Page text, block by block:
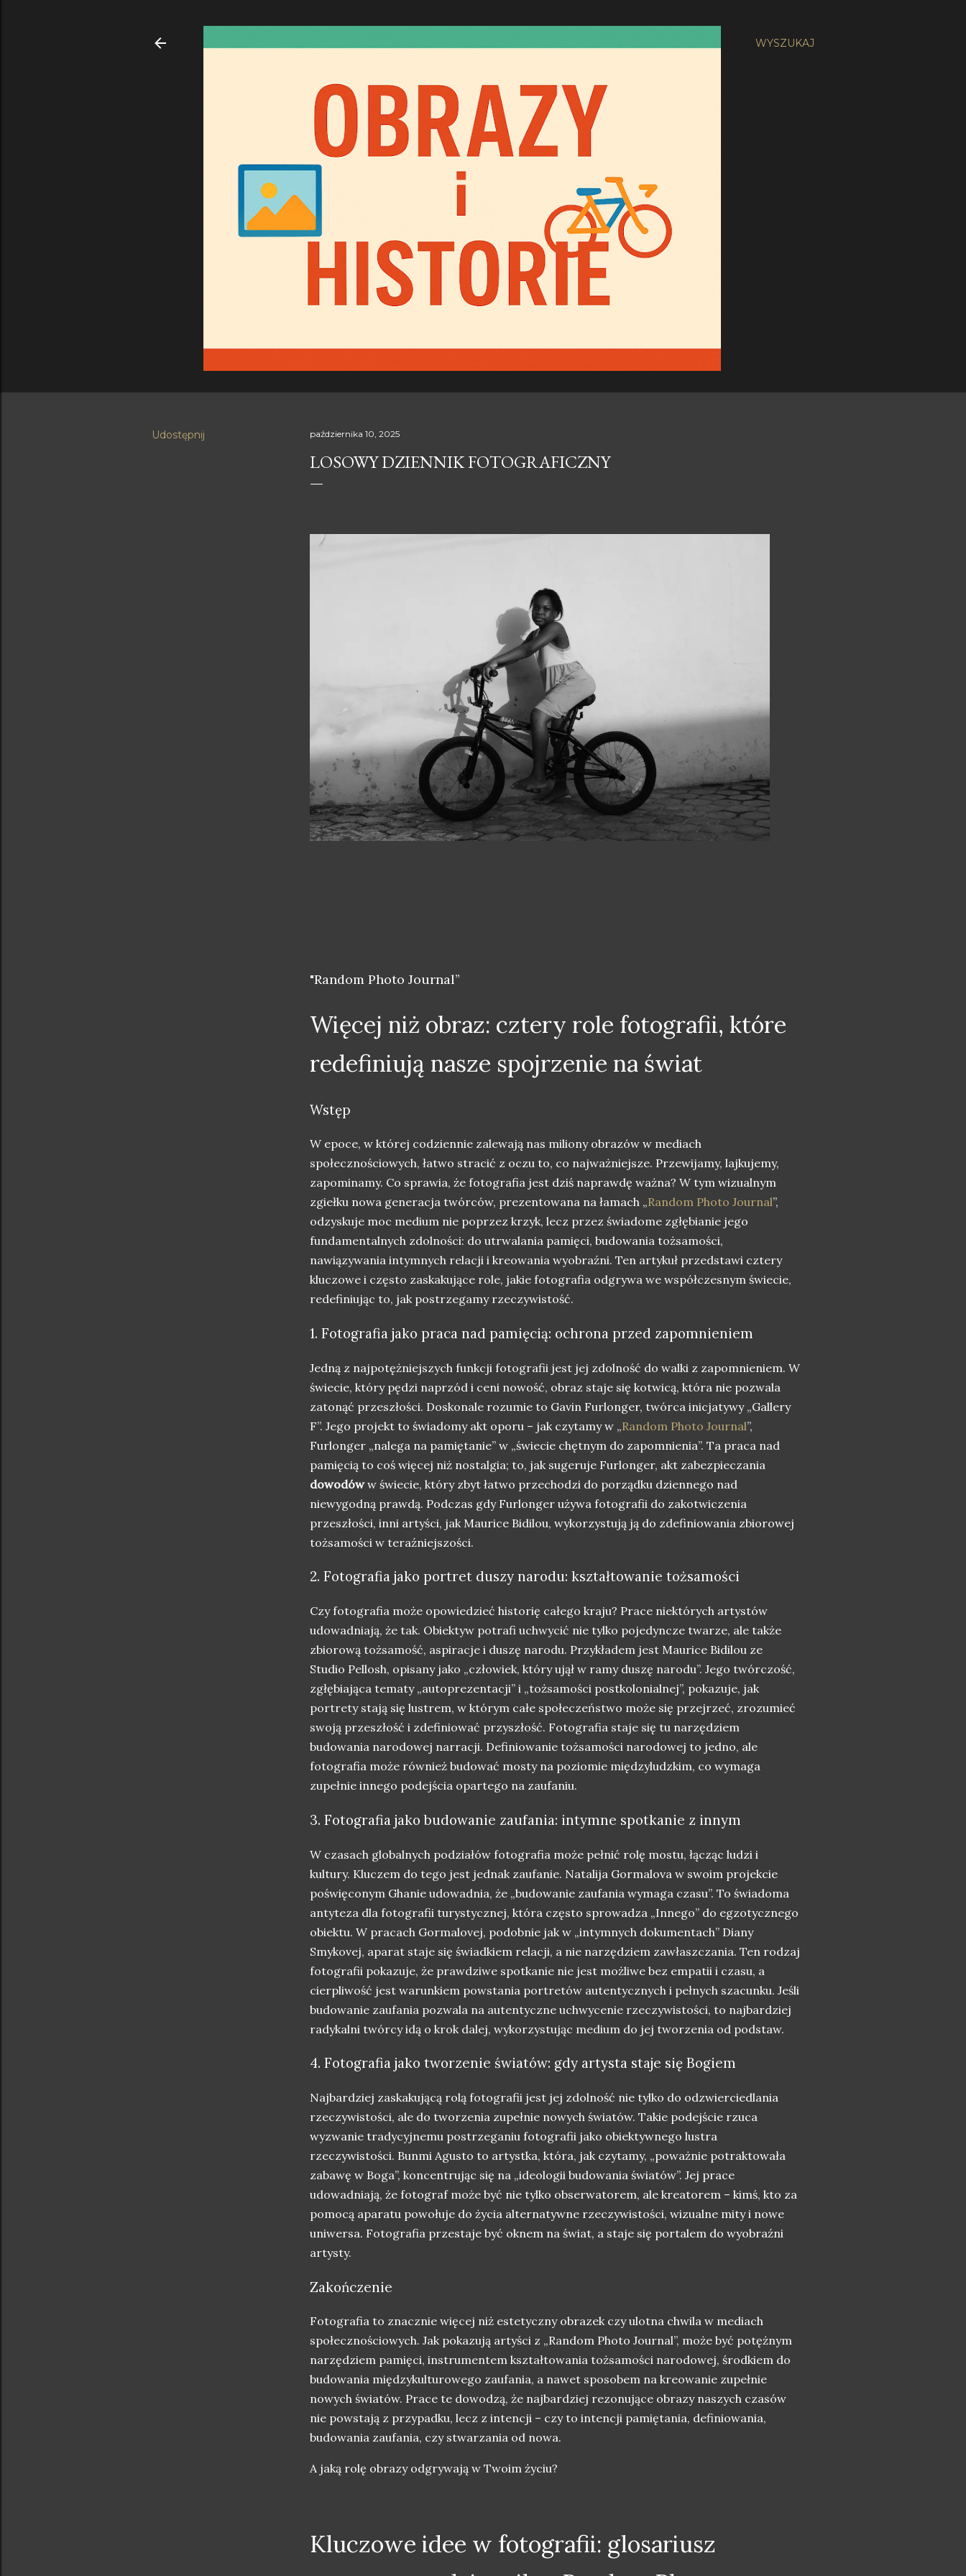
WYSZUKAJ
Udostępnij października 10, 2025
LOSOWY DZIENNIK FOTOGRAFICZNY
"Random Photo Journal”
Więcej niż obraz: cztery role fotografii, które
redefiniują nasze spojrzenie na świat
Wstęp
W epoce, w której codziennie zalewają nas miliony obrazów w mediach
społecznościowych, łatwo stracić z oczu to, co najważniejsze. Przewijamy, lajkujemy,
zapominamy. Co sprawia, że fotografia jest dziś naprawdę ważna? W tym wizualnym
zgiełku nowa generacja twórców, prezentowana na łamach „Random Photo Journal”,
odzyskuje moc medium nie poprzez krzyk, lecz przez świadome zgłębianie jego
fundamentalnych zdolności: do utrwalania pamięci, budowania tożsamości,
nawiązywania intymnych relacji i kreowania wyobraźni. Ten artykuł przedstawi cztery
kluczowe i często zaskakujące role, jakie fotografia odgrywa we współczesnym świecie,
redefiniując to, jak postrzegamy rzeczywistość.
1. Fotografia jako praca nad pamięcią: ochrona przed zapomnieniem
Jedną z najpotężniejszych funkcji fotografii jest jej zdolność do walki z zapomnieniem. W
świecie, który pędzi naprzód i ceni nowość, obraz staje się kotwicą, która nie pozwala
zatonąć przeszłości. Doskonale rozumie to Gavin Furlonger, twórca inicjatywy „Gallery
F”. Jego projekt to świadomy akt oporu – jak czytamy w „Random Photo Journal”,
Furlonger „nalega na pamiętanie” w „świecie chętnym do zapomnienia”. Ta praca nad
pamięcią to coś więcej niż nostalgia; to, jak sugeruje Furlonger, akt zabezpieczania
dowodóww świecie, który zbyt łatwo przechodzi do porządku dziennego nad
niewygodną prawdą. Podczas gdy Furlonger używa fotografii do zakotwiczenia
przeszłości, inni artyści, jak Maurice Bidilou, wykorzystują ją do zdefiniowania zbiorowej
tożsamości w teraźniejszości.
2. Fotografia jako portret duszy narodu: kształtowanie tożsamości
Czy fotografia może opowiedzieć historię całego kraju? Prace niektórych artystów
udowadniają, że tak. Obiektyw potrafi uchwycić nie tylko pojedyncze twarze, ale także
zbiorową tożsamość, aspiracje i duszę narodu. Przykładem jest Maurice Bidilou ze
Studio Pellosh, opisany jako „człowiek, który ujął w ramy duszę narodu”. Jego twórczość,
zgłębiająca tematy „autoprezentacji” i „tożsamości postkolonialnej”, pokazuje, jak
portrety stają się lustrem, w którym całe społeczeństwo może się przejrzeć, zrozumieć
swoją przeszłość i zdefiniować przyszłość. Fotografia staje się tu narzędziem
budowania narodowej narracji. Definiowanie tożsamości narodowej to jedno, ale
fotografia może również budować mosty na poziomie międzyludzkim, co wymaga
zupełnie innego podejścia opartego na zaufaniu.
3. Fotografia jako budowanie zaufania: intymne spotkanie z innym
W czasach globalnych podziałów fotografia może pełnić rolę mostu, łącząc ludzi i
kultury. Kluczem do tego jest jednak zaufanie. Natalija Gormalova w swoim projekcie
poświęconym Ghanie udowadnia, że „budowanie zaufania wymaga czasu”. To świadoma
antyteza dla fotografii turystycznej, która często sprowadza „Innego” do egzotycznego
obiektu. W pracach Gormalovej, podobnie jak w „intymnych dokumentach” Diany
Smykovej, aparat staje się świadkiem relacji, a nie narzędziem zawłaszczania. Ten rodzaj
fotografii pokazuje, że prawdziwe spotkanie nie jest możliwe bez empatii i czasu, a
cierpliwość jest warunkiem powstania portretów autentycznych i pełnych szacunku. Jeśli
budowanie zaufania pozwala na autentyczne uchwycenie rzeczywistości, to najbardziej
radykalni twórcy idą o krok dalej, wykorzystując medium do jej tworzenia od podstaw.
4. Fotografia jako tworzenie światów: gdy artysta staje się Bogiem
Najbardziej zaskakującą rolą fotografii jest jej zdolność nie tylko do odzwierciedlania
rzeczywistości, ale do tworzenia zupełnie nowych światów. Takie podejście rzuca
wyzwanie tradycyjnemu postrzeganiu fotografii jako obiektywnego lustra
rzeczywistości. Bunmi Agusto to artystka, która, jak czytamy, „poważnie potraktowała
zabawę w Boga”, koncentrując się na „ideologii budowania światów”. Jej prace
udowadniają, że fotograf może być nie tylko obserwatorem, ale kreatorem – kimś, kto za
pomocą aparatu powołuje do życia alternatywne rzeczywistości, wizualne mity i nowe
uniwersa. Fotografia przestaje być oknem na świat, a staje się portalem do wyobraźni
artysty.
Zakończenie
Fotografia to znacznie więcej niż estetyczny obrazek czy ulotna chwila w mediach
społecznościowych. Jak pokazują artyści z „Random Photo Journal”, może być potężnym
narzędziem pamięci, instrumentem kształtowania tożsamości narodowej, środkiem do
budowania międzykulturowego zaufania, a nawet sposobem na kreowanie zupełnie
nowych światów. Prace te dowodzą, że najbardziej rezonujące obrazy naszych czasów
nie powstają z przypadku, lecz z intencji – czy to intencji pamiętania, definiowania,
budowania zaufania, czy stwarzania od nowa.
A jaką rolę obrazy odgrywają w Twoim życiu?
Kluczowe idee w fotografii: glosariusz